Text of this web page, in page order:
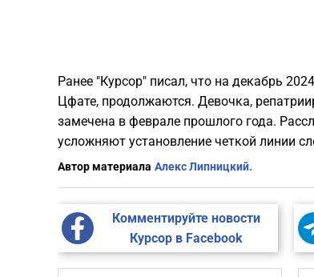
Ранее "Курсор" писал, что на декабрь
Цфате, продолжаются. Девочка,
замечена в феврале прошлого года.
усложняют установление четкой линии
Автор материала Алекс Липницкий.
Комментируйте новости
Курсор в Facebook